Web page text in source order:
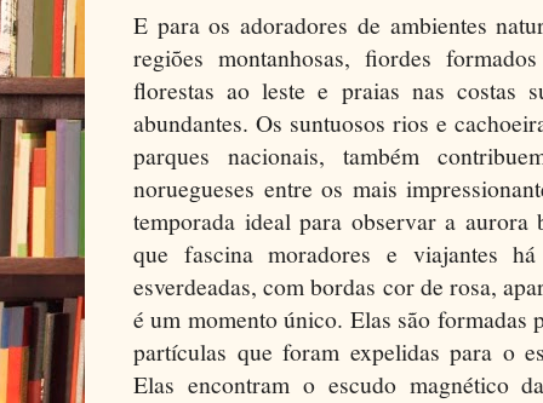
E para os adoradores de ambientes
regiões montanhosas, fiordes
florestas ao leste e praias nas costas
abundantes. Os suntuosos rios e
parques nacionais, também
noruegueses entre os mais
temporada ideal para observar a aurora
que fascina moradores e viajantes
esverdeadas, com bordas cor de rosa,
é um momento único. Elas são formadas
partículas que foram expelidas para o
Elas encontram o escudo magnético